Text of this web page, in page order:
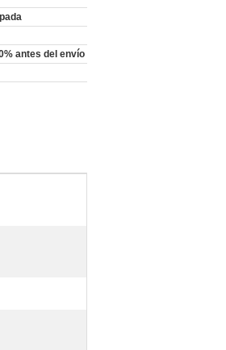
antes del envío